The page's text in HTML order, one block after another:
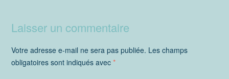
Laisser un commentaire
Votre adresse e-mail ne sera pas publiée. Les champs
obligatoires sont indiqués avec *